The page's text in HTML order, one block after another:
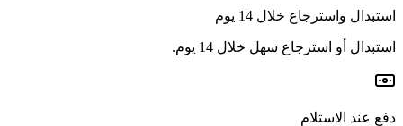
استبدال واسترجاع خلال 14 يوم
استبدال أو استرجاع سهل خلال 14 يوم.
دفع عند الاستلام